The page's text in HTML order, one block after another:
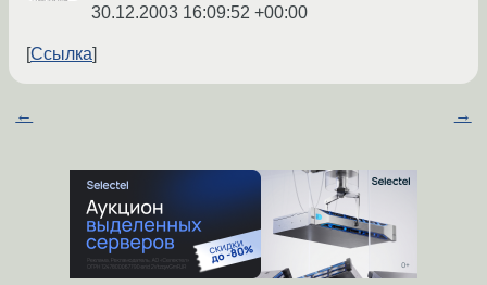
30.12.2003 16:09:52 +00:00
Ссылка
← →